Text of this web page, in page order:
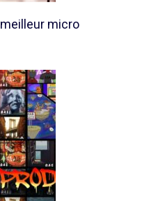
micro